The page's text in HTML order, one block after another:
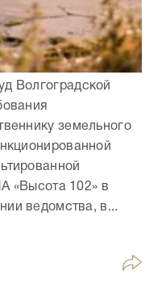
Волгоградской
земельного
«Высота 102» в
ведомства, в...